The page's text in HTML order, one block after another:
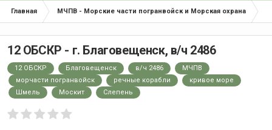
Главная МЧПВ - Морские части погранвойск и Морская охрана
12 ОБСКР - г. Благовещенск, в/ч 2486
12 ОБСКР Благовещенск в/ч 2486
МЧПВ
морчасти погранвойск
речные корабли
кривое море
Шмель
Москит Слепень